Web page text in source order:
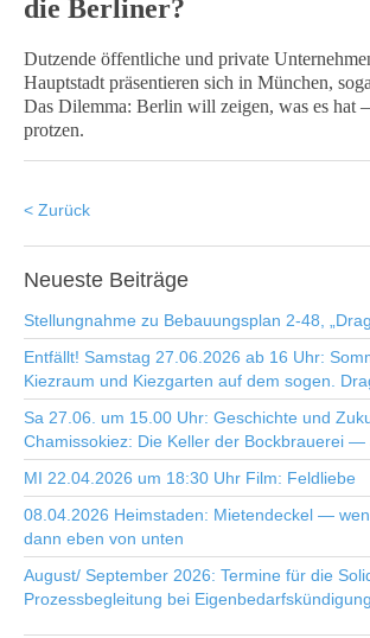
die Berliner?
Dutzende öffentliche und private
Hauptstadt präsentieren sich in München,
Das Dilemma: Berlin will zeigen, was es hat
protzen.
< Zurück
Neueste Beiträge
Stellungnahme zu Bebauungsplan 2-48,
Entfällt! Samstag 27.06.2026 ab 16 Uhr:
Kiezraum und Kiezgarten auf dem sogen.
Sa 27.06. um 15.00 Uhr: Geschichte und
Chamissokiez: Die Keller der Bockbrauerei —
MI 22.04.2026 um 18:30 Uhr Film: Feldliebe
08.04.2026 Heimstaden: Mietendeckel —
dann eben von unten
August/ September 2026: Termine für die
Prozessbegleitung bei